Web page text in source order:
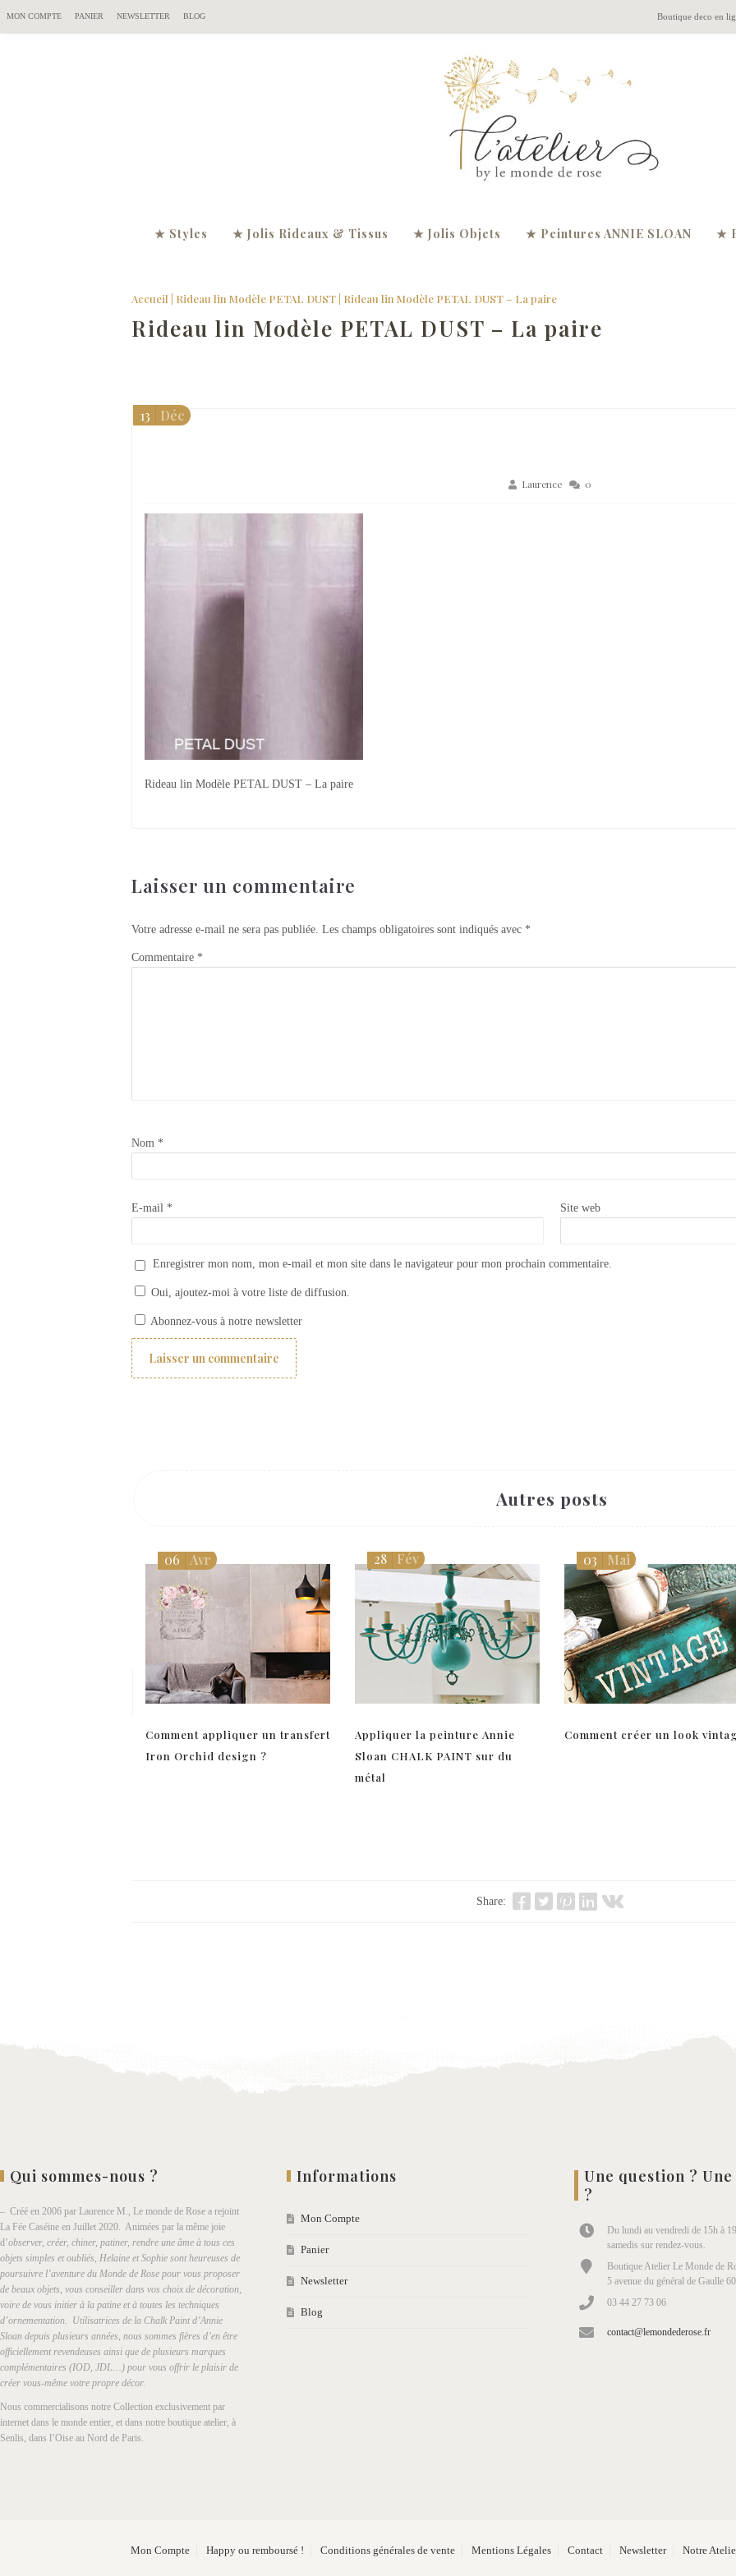
Boutique deco en
MON COMPTE PANIER NEWSLETTER BLOG
★ Styles ★ Jolis Rideaux & Tissus ★ Jolis Objets ★ Peintures ANNIE SLOAN ★
Accueil Rideau lin Modèle PETAL DUST Rideau lin Modèle PETAL DUST – La paire
Rideau lin Modèle PETAL DUST – La paire
Laurence 0
13 Déc
Rideau lin Modèle PETAL DUST – La paire
Laisser un commentaire
Votre adresse e-mail ne sera pas publiée. Les champs obligatoires sont indiqués avec *
Commentaire *
Nom *
E-mail * Site web
Enregistrer mon nom, mon e-mail et mon site dans le navigateur pour mon prochain commentaire.
Oui, ajoutez-moi à votre liste de diffusion.
Abonnez-vous à notre newsletter
Autres posts
Comment appliquer un transfert
Iron Orchid design ?
06 Avr
Appliquer la peinture Annie
Sloan CHALK PAINT sur du
métal
28 Fév
Comment créer un look
03 Mai
Share:
Qui sommes-nous ?
– Créé en 2006 par Laurence M., Le monde de Rose a rejoint
La Fée Caséine en Juillet 2020. Animées par la même joie
d’observer, créer, chiner, patiner, rendre une âme à tous ces
objets simples et oubliés, Helaine et Sophie sont heureuses de
poursuivre l’aventure du Monde de Rose pour vous proposer
de beaux objets, vous conseiller dans vos choix de décoration,
voire de vous initier à la patine et à toutes les techniques
d’ornementation. Utilisatrices de la Chalk Paint d’Annie
Sloan depuis plusieurs années, nous sommes fières d’en être
officiellement revendeuses ainsi que de plusieurs marques
complémentaires (IOD, JDL…) pour vous offrir le plaisir de
créer vous-même votre propre décor.
Nous commercialisons notre Collection exclusivement par
internet dans le monde entier, et dans notre boutique atelier, à
Senlis, dans l’Oise au Nord de Paris.
Informations
Mon Compte
Panier
Newsletter
Blog
Une question ?
?
Du lundi au vendredi de 15h à
samedis sur rendez-vous.
Boutique Atelier Le Monde de
5 avenue du général de Gaulle
03 44 27 73 06
contact@lemondederose.fr
Mon Compte Happy ou remboursé ! Conditions générales de vente Mentions Légales Contact Newsletter Notre